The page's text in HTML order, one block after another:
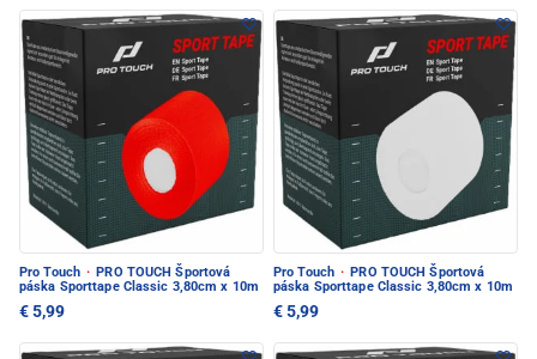
Pro Touch · PRO TOUCH Športová
páska Sporttape Classic 3,80cm x 10m
€ 5,99
Pro Touch · PRO TOUCH Športová
páska Sporttape Classic 3,80cm x 10m
€ 5,99